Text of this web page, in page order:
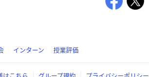
インターン 授業評価